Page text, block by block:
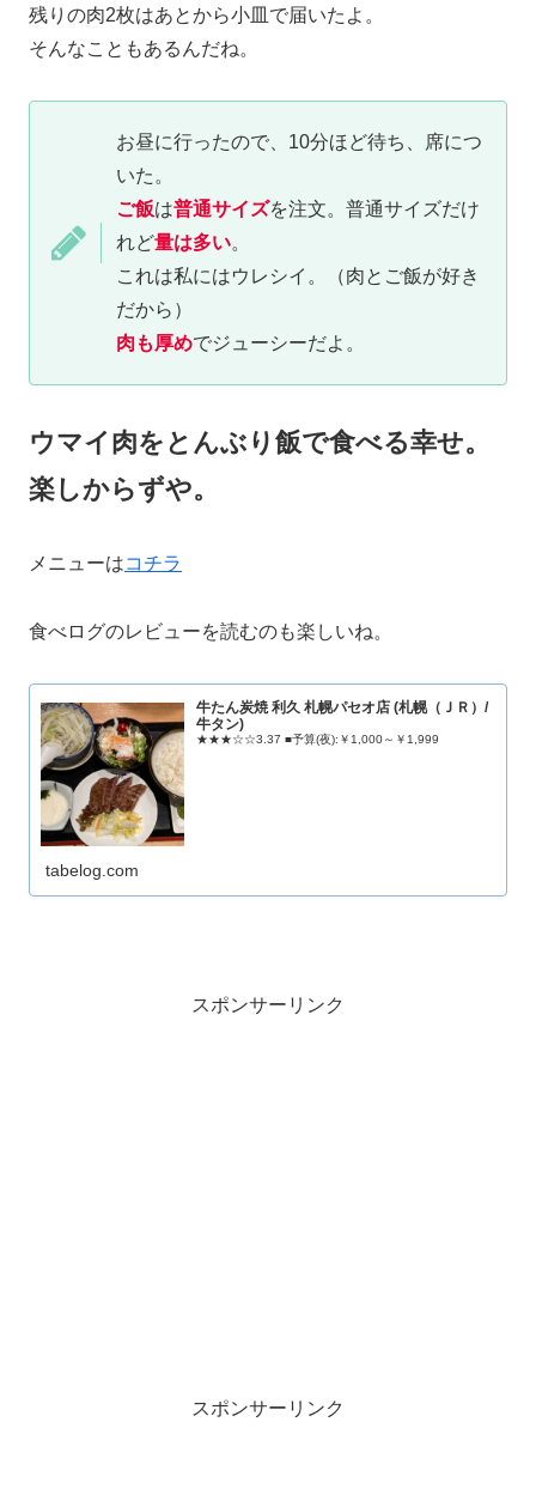
残りの肉2枚はあとから小皿で届いたよ。
そんなこともあるんだね。
お昼に行ったので、10分ほど待ち、席につ
いた。
ご飯は普通サイズを注文。普通サイズだけ
れど量は多い。
これは私にはウレシイ。（肉とご飯が好き
だから）
肉も厚めでジューシーだよ。
ウマイ肉をとんぶり飯で食べる幸せ。
楽しからずや。
メニューはコチラ
食べログのレビューを読むのも楽しいね。
牛たん炭焼 利久 札幌パセオ店 (札幌（ＪＲ）/
牛タン)
★★★☆☆3.37 ■予算(夜):￥1,000～￥1,999
tabelog.com
スポンサーリンク
スポンサーリンク